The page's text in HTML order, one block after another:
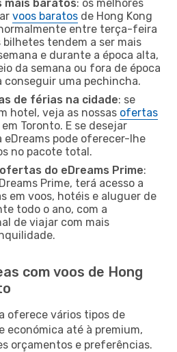
mais baratos: os melhores
voos baratos de Hong Kong
entre terça-feira
tendem a ser mais
e durante a época alta,
da semana ou fora de época
conseguir uma pechincha.
de férias na cidade: se
hotel, veja as nossas ofertas
em Toronto. E se desejar
eDreams pode oferecer-lhe
no pacote total.
do eDreams Prime:
Prime, terá acesso a
em voos, hotéis e aluguer de
todo o ano, com a
de viajar com mais
com voos de Hong
oferece vários tipos de
económica até à premium,
orçamentos e preferências.